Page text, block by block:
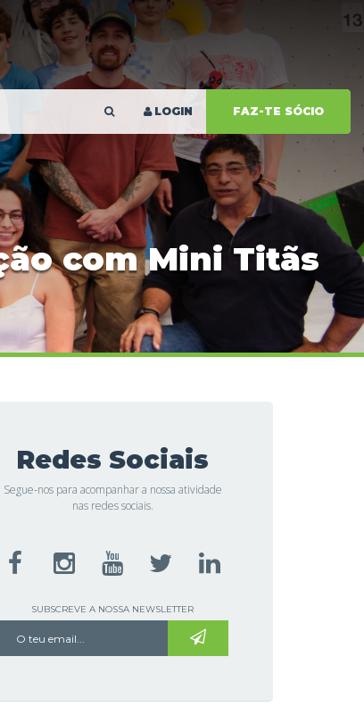
LOGIN FAZ-TE SÓCIO
com Mini Titãs
Redes Sociais
Segue-nos para acompanhar a nossa atividade
nas redes sociais.
SUBSCREVE A NOSSA NEWSLETTER